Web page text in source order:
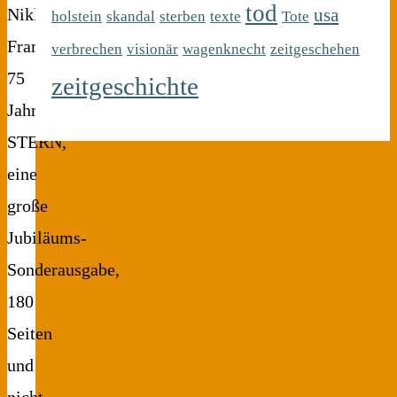
Niklas
Frank
75
Jahre
STERN,
eine
große
Jubiläums-
Sonderausgabe,
180
Seiten
und
holstein skandal sterben texte tod Tote usa
verbrechen visionär wagenknecht zeitgeschehen
zeitgeschichte